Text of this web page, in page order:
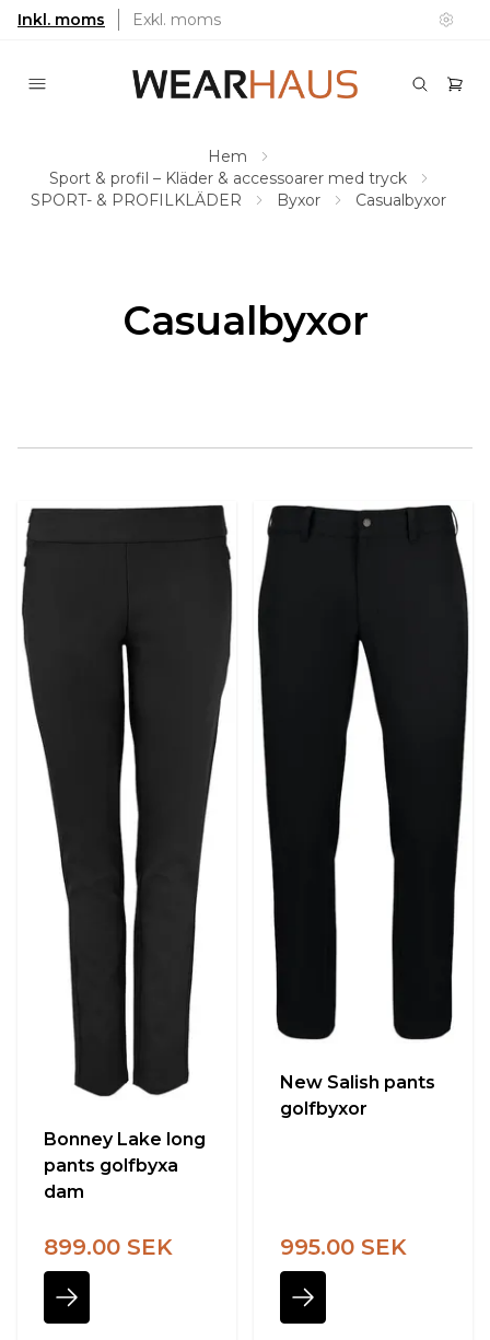
Inkl. moms Exkl. moms
Hem
Sport & profil – Kläder & accessoarer med tryck
SPORT- & PROFILKLÄDER
Byxor Casualbyxor
Casualbyxor
Bonney Lake long
pants golfbyxa
dam
899.00 SEK
New Salish pants
golfbyxor
995.00 SEK